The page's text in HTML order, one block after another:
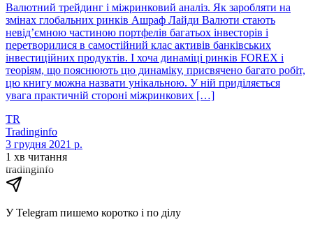
Валютний трейдинг і міжринковий аналіз. Як заробляти на
змінах глобальних ринків Ашраф Лайди Валюти стають
невід’ємною частиною портфелів багатьох інвесторів і
перетворилися в самостійний клас активів банківських
інвестиційних продуктів. І хоча динаміці ринків FOREX і
теоріям, що пояснюють цю динаміку, присвячено багато робіт,
цю книгу можна назвати унікальною. У ній приділяється
увага практичній стороні міжринкових […]
TR
Tradinginfo
3 грудня 2021 р.
1 хв читання
tradinginfo
У Telegram пишемо коротко і по ділу